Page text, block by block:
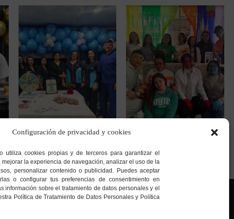
Configuración de privacidad y cookies
utiliza cookies propias y de terceros para garantizar el
la experiencia de navegación, analizar el uso de la
personalizar contenido o publicidad. Puedes aceptar
o configurar tus preferencias de consentimiento en
información sobre el tratamiento de datos personales y el
Política de Tratamiento de Datos Personales y Política
Calle 65 Sur # 77G – 75
Cra. 7 G # 158a – 20